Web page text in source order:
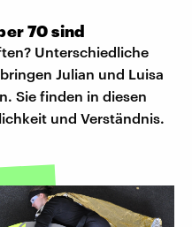
70 sind
Unterschiedliche
Julian und Luisa
Sie finden in diesen
und Verständnis.